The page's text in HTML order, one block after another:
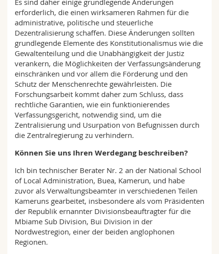
Es sind daher einige grundlegende Änderungen
erforderlich, die einen wirksameren Rahmen für die
administrative, politische und steuerliche
Dezentralisierung schaffen. Diese Änderungen sollten
grundlegende Elemente des Konstitutionalismus wie die
Gewaltenteilung und die Unabhängigkeit der Justiz
verankern, die Möglichkeiten der Verfassungsänderung
einschränken und vor allem die Förderung und den
Schutz der Menschenrechte gewährleisten. Die
Forschungsarbeit kommt daher zum Schluss, dass
rechtliche Garantien, wie ein funktionierendes
Verfassungsgericht, notwendig sind, um die
Zentralisierung und Usurpation von Befugnissen durch
die Zentralregierung zu verhindern.
Können Sie uns Ihren Werdegang beschreiben?
Ich bin technischer Berater Nr. 2 an der National School
of Local Administration, Buea, Kamerun, und habe
zuvor als Verwaltungsbeamter in verschiedenen Teilen
Kameruns gearbeitet, insbesondere als vom Präsidenten
der Republik ernannter Divisionsbeauftragter für die
Mbiame Sub Division, Bui Division in der
Nordwestregion, einer der beiden anglophonen
Regionen.